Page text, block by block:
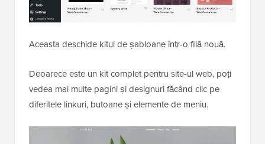
Aceasta deschide kitul de șabloane într-o filă nouă.
Deoarece este un kit complet pentru site-ul web, poți
vedea mai multe pagini și designuri făcând clic pe
diferitele linkuri, butoane și elemente de meniu.